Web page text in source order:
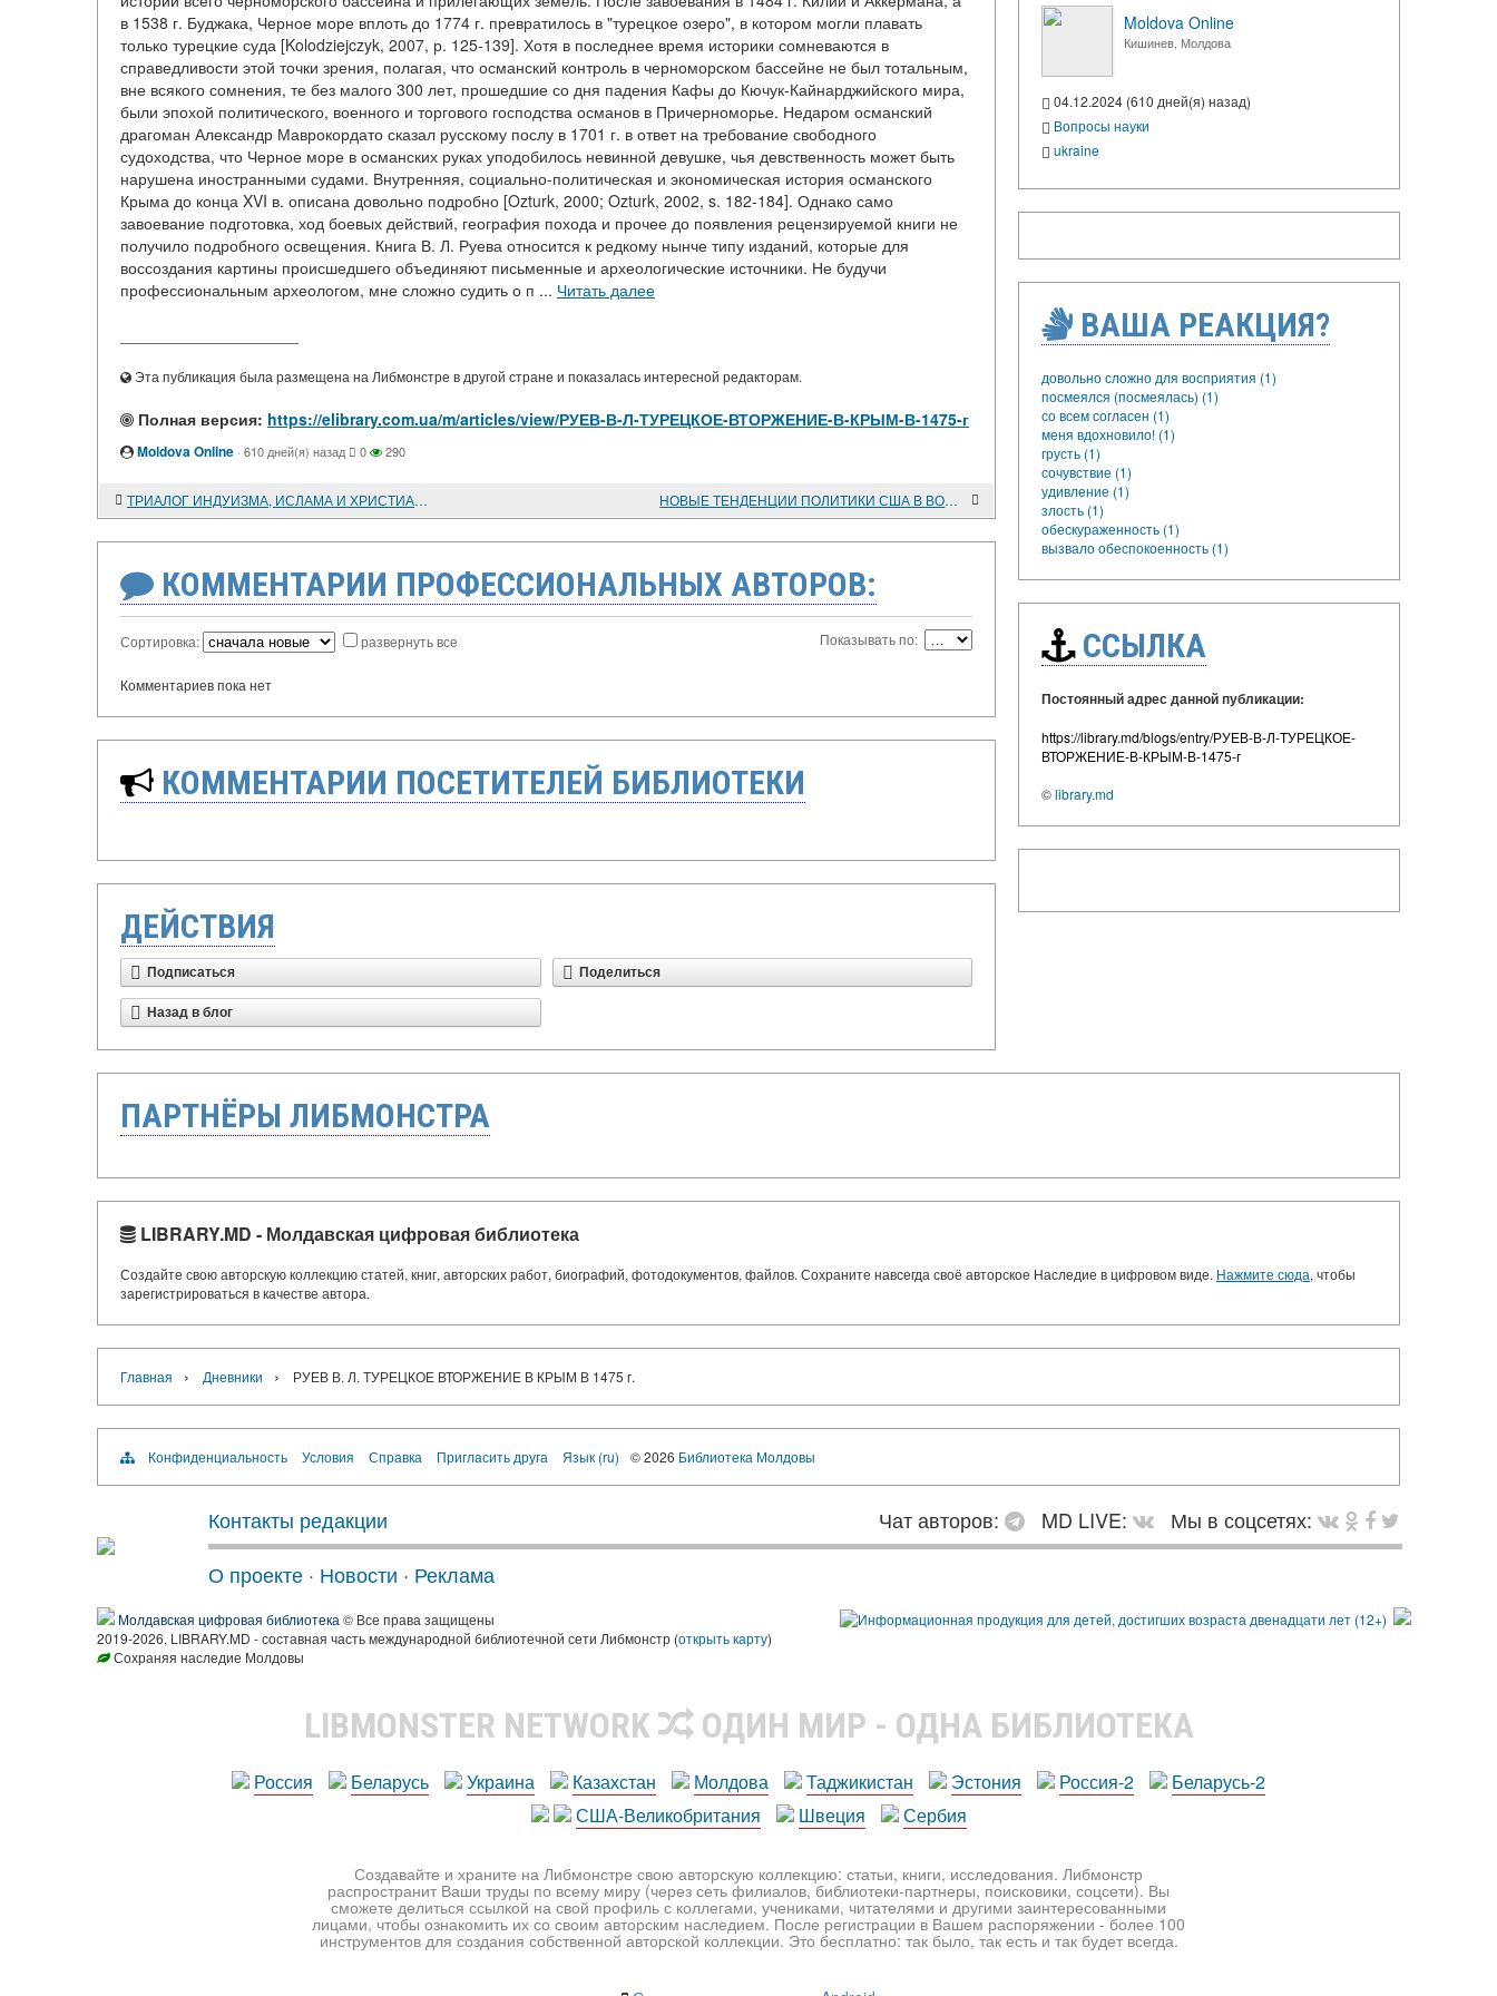
в 1538 г. Буджака, Черное море вплоть до 1774 г. превратилось в "турецкое озеро", в котором могли плавать
только турецкие суда [Kolodziejczyk, 2007, р. 125-139]. Хотя в последнее время историки сомневаются в
справедливости этой точки зрения, полагая, что османский контроль в черноморском бассейне не был тотальным,
вне всякого сомнения, те без малого 300 лет, прошедшие со дня падения Кафы до Кючук-Кайнарджийского мира,
были эпохой политического, военного и торгового господства османов в Причерноморье. Недаром османский
драгоман Александр Маврокордато сказал русскому послу в 1701 г. в ответ на требование свободного
судоходства, что Черное море в османских руках уподобилось невинной девушке, чья девственность может быть
нарушена иностранными судами. Внутренняя, социально-политическая и экономическая история османского
Крыма до конца XVI в. описана довольно подробно [Ozturk, 2000; Ozturk, 2002, s. 182-184]. Однако само
завоевание подготовка, ход боевых действий, география похода и прочее до появления рецензируемой книги не
получило подробного освещения. Книга В. Л. Руева относится к редкому нынче типу изданий, которые для
воссоздания картины происшедшего объединяют письменные и археологические источники. Не будучи
профессиональным археологом, мне сложно судить о п ... Читать далее
Эта публикация была размещена на Либмонстре в другой стране и показалась интересной редакторам.
Полная версия: https://elibrary.com.ua/m/articles/view/РУЕВ-В-Л-ТУРЕЦКОЕ-ВТОРЖЕНИЕ-В-КРЫМ-В-1475-г
Moldova Online · 610 дней(я) назад 0 290
ТРИАЛОГ ИНДУИЗМА, ИСЛАМА И ХРИСТИАНСТВА В СОЗНАНИИ МЫСЛИТЕЛЕЙ БЕНГАЛЬСКОГО РЕНЕССАНСА: ПРОЦЕСС И РЕЗУЛЬТАТЫ НОВЫЕ ТЕНДЕНЦИИ ПОЛИТИКИ США В ВОСТОЧНОЙ, ЮГО-ВОСТОЧНОЙ АЗИИ И ЮЖНО-ТИХООКЕАНСКОМ РЕГИОНЕ
КОММЕНТАРИИ ПРОФЕССИОНАЛЬНЫХ АВТОРОВ:
Сортировка: развернуть все Показывать по:
Комментариев пока нет
КОММЕНТАРИИ ПОСЕТИТЕЛЕЙ БИБЛИОТЕКИ
ДЕЙСТВИЯ
Подписаться Поделиться
Назад в блог
Moldova Online
Кишинев, Молдова
04.12.2024 (610 дней(я) назад)
Вопросы науки
ukraine
ВАША РЕАКЦИЯ?
довольно сложно для восприятия (1)
посмеялся (посмеялась) (1)
со всем согласен (1)
меня вдохновило! (1)
грусть (1)
сочувствие (1)
удивление (1)
злость (1)
обескураженность (1)
вызвало обеспокоенность (1)
ССЫЛКА
Постоянный адрес данной публикации:
https://library.md/blogs/entry/РУЕВ-В-Л-ТУРЕЦКОЕ-
ВТОРЖЕНИЕ-В-КРЫМ-В-1475-г
©library.md
ПАРТНЁРЫ ЛИБМОНСТРА
LIBRARY.MD - Молдавская цифровая библиотека
Создайте свою авторскую коллекцию статей, книг, авторских работ, биографий, фотодокументов, файлов. Сохраните навсегда своё авторское Наследие в цифровом виде. Нажмите сюда, чтобы
зарегистрироваться в качестве автора.
Главная › Дневники › РУЕВ В. Л. ТУРЕЦКОЕ ВТОРЖЕНИЕ В КРЫМ В 1475 г.
Конфиденциальность Условия Справка Пригласить друга Язык (ru) © 2026 Библиотека Молдовы
Контакты редакции Чат авторов: MD LIVE:
Мы в соцсетях:
О проекте · Новости · Реклама
Молдавская цифровая библиотека © Все права защищены
2019-2026, LIBRARY.MD - составная часть международной библиотечной сети Либмонстр (открыть карту)
Сохраняя наследие Молдовы
LIBMONSTER NETWORK ОДИН МИР - ОДНА БИБЛИОТЕКА
Россия Беларусь Украина Казахстан Молдова Таджикистан Эстония Россия-2
Беларусь-2
США-Великобритания
Швеция Сербия
Создавайте и храните на Либмонстре свою авторскую коллекцию: статьи, книги, исследования. Либмонстр
распространит Ваши труды по всему миру (через сеть филиалов, библиотеки-партнеры, поисковики, соцсети). Вы
сможете делиться ссылкой на свой профиль с коллегами, учениками, читателями и другими заинтересованными
лицами, чтобы ознакомить их со своим авторским наследием. После регистрации в Вашем распоряжении - более 100
инструментов для создания собственной авторской коллекции. Это бесплатно: так было, так есть и так будет всегда.